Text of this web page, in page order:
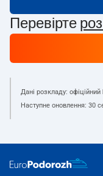
Перевірте
Дані розкладу: офіційний
Наступне оновлення: 30